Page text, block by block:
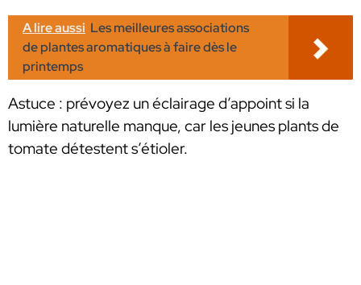
A lire aussi Les meilleures associations
de plantes aromatiques à faire dès le
printemps
Astuce : prévoyez un éclairage d’appoint si la
lumière naturelle manque, car les jeunes plants de
tomate détestent s’étioler.